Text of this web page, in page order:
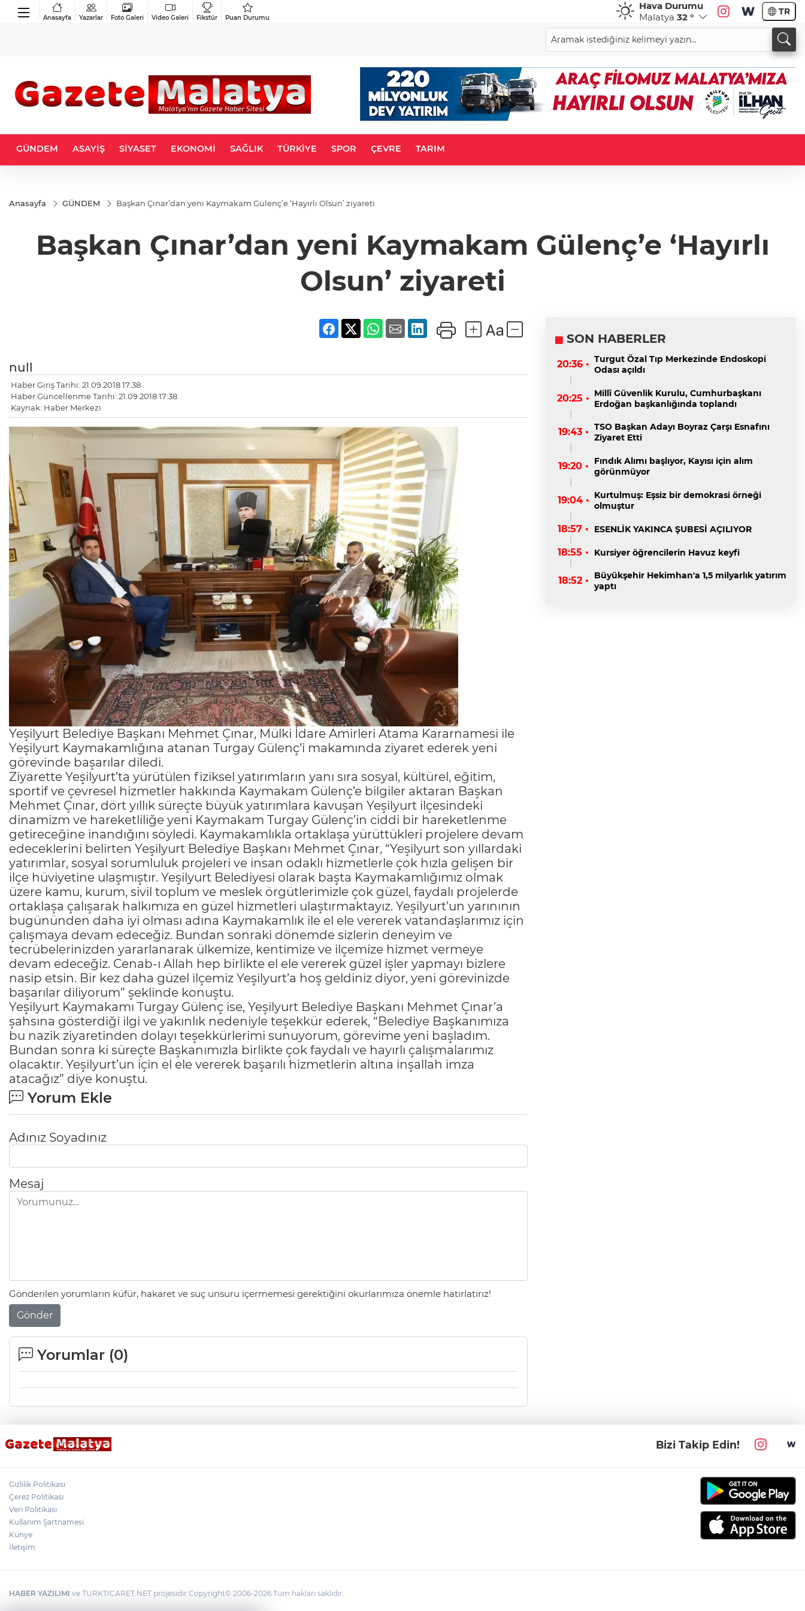
Anasayfa Yazarlar Foto Galeri Video Galeri Fikstür Puan Durumu
Hava Durumu
Malatya 32 ° TR
GÜNDEM ASAYİŞ SİYASET EKONOMİ SAĞLIK TÜRKİYE SPOR ÇEVRE TARIM
Anasayfa GÜNDEM Başkan Çınar’dan yeni Kaymakam Gülenç’e ‘Hayırlı Olsun’ ziyareti
Başkan Çınar’dan yeni Kaymakam Gülenç’e ‘Hayırlı
Olsun’ ziyareti
null
Haber Giriş Tarihi: 21.09.2018 17:38
Haber Güncellenme Tarihi: 21.09.2018 17:38
Kaynak: Haber Merkezi
Yeşilyurt Belediye Başkanı Mehmet Çınar, Mülki İdare Amirleri Atama Kararnamesi ile
Yeşilyurt Kaymakamlığına atanan Turgay Gülenç’i makamında ziyaret ederek yeni
görevinde başarılar diledi.
Ziyarette Yeşilyurt’ta yürütülen fiziksel yatırımların yanı sıra sosyal, kültürel, eğitim,
sportif ve çevresel hizmetler hakkında Kaymakam Gülenç’e bilgiler aktaran Başkan
Mehmet Çınar, dört yıllık süreçte büyük yatırımlara kavuşan Yeşilyurt ilçesindeki
dinamizm ve hareketliliğe yeni Kaymakam Turgay Gülenç’in ciddi bir hareketlenme
getireceğine inandığını söyledi. Kaymakamlıkla ortaklaşa yürüttükleri projelere devam
edeceklerini belirten Yeşilyurt Belediye Başkanı Mehmet Çınar, “Yeşilyurt son yıllardaki
yatırımlar, sosyal sorumluluk projeleri ve insan odaklı hizmetlerle çok hızla gelişen bir
ilçe hüviyetine ulaşmıştır. Yeşilyurt Belediyesi olarak başta Kaymakamlığımız olmak
üzere kamu, kurum, sivil toplum ve meslek örgütlerimizle çok güzel, faydalı projelerde
ortaklaşa çalışarak halkımıza en güzel hizmetleri ulaştırmaktayız. Yeşilyurt’un yarınının
bugününden daha iyi olması adına Kaymakamlık ile el ele vererek vatandaşlarımız için
çalışmaya devam edeceğiz. Bundan sonraki dönemde sizlerin deneyim ve
tecrübelerinizden yararlanarak ülkemize, kentimize ve ilçemize hizmet vermeye
devam edeceğiz. Cenab-ı Allah hep birlikte el ele vererek güzel işler yapmayı bizlere
nasip etsin. Bir kez daha güzel ilçemiz Yeşilyurt’a hoş geldiniz diyor, yeni görevinizde
başarılar diliyorum” şeklinde konuştu.
Yeşilyurt Kaymakamı Turgay Gülenç ise, Yeşilyurt Belediye Başkanı Mehmet Çınar’a
şahsına gösterdiği ilgi ve yakınlık nedeniyle teşekkür ederek, “Belediye Başkanımıza
bu nazik ziyaretinden dolayı teşekkürlerimi sunuyorum, görevime yeni başladım.
Bundan sonra ki süreçte Başkanımızla birlikte çok faydalı ve hayırlı çalışmalarımız
olacaktır. Yeşilyurt’un için el ele vererek başarılı hizmetlerin altına inşallah imza
atacağız” diye konuştu.
Yorum Ekle
Adınız Soyadınız
Mesaj
Gönderilen yorumların küfür, hakaret ve suç unsuru içermemesi gerektiğini okurlarımıza önemle hatırlatırız!
Gönder
Yorumlar (0)
SON HABERLER
20:36 • Turgut Özal Tıp Merkezinde Endoskopi
Odası açıldı
20:25 • Millî Güvenlik Kurulu, Cumhurbaşkanı
Erdoğan başkanlığında toplandı
19:43 • TSO Başkan Adayı Boyraz Çarşı Esnafını
Ziyaret Etti
19:20 •
Fındık Alımı başlıyor, Kayısı için alım
görünmüyor
19:04 • Kurtulmuş: Eşsiz bir demokrasi örneği
olmuştur
18:57 • ESENLİK YAKINCA ŞUBESİ AÇILIYOR
18:55 • Kursiyer öğrencilerin Havuz keyfi
18:52 •
Büyükşehir Hekimhan'a 1,5 milyarlık yatırım
yaptı
Bizi Takip Edin!
Gizlilik Politikası
Çerez Politikası
Veri Politikası
Kullanım Şartnamesi
Künye
İletişim
HABER YAZILIMI ve TURKTICARET.NET projesidir Copyright© 2006-2026 Tüm hakları saklıdır.